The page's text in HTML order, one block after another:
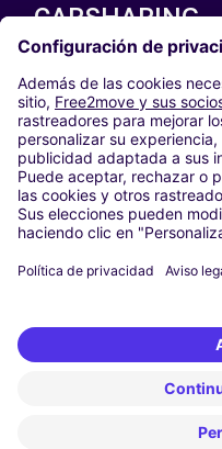
CARSHARING
NUESTRAS CIUDADES
Paris
Madrid
Washington DC
Milán
Roma
Turín
Viena
Berlín
Düsseldorf